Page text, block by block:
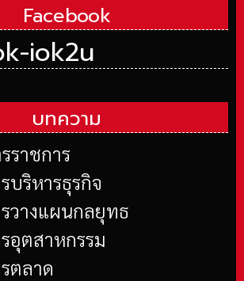
Facebook
iok2u
บทความ
ราชการ
บริหารธุรกิจ
วางแผนกลยุทธ
อุตสาหกรรม
ตลาด